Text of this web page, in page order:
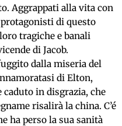
Aggrappati alla vita con
di questo
tragiche e banali
di Jacob.
dalla miseria del
di Elton,
in disgrazia, che
risalirà la china. C’é
ha perso la sua sanità